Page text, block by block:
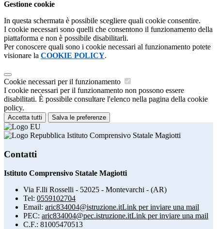
Gestione cookie
In questa schermata è possibile scegliere quali cookie consentire.
I cookie necessari sono quelli che consentono il funzionamento della
piattaforma e non è possibile disabilitarli.
Per conoscere quali sono i cookie necessari al funzionamento potete
visionare la COOKIE POLICY.
Cookie necessari per il funzionamento
I cookie necessari per il funzionamento non possono essere
disabilitati. È possibile consultare l'elenco nella pagina della cookie
policy.
Accetta tutti Salva le preferenze
Istituto Comprensivo Statale Magiotti
Contatti
Istituto Comprensivo Statale Magiotti
Via F.lli Rosselli - 52025 - Montevarchi - (AR)
Tel: 0559102704
Email: aric834004@istruzione.itLink per inviare una mail
PEC: aric834004@pec.istruzione.itLink per inviare una mail
C.F.: 81005470513